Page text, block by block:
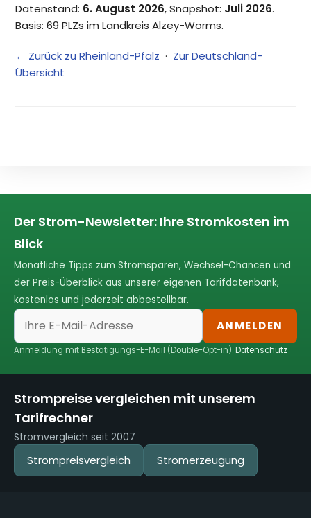
Datenstand: 6. August 2026, Snapshot: Juli 2026.
Basis: 69 PLZs im Landkreis Alzey-Worms.
← Zurück zu Rheinland-Pfalz · Zur Deutschland-
Übersicht
Der Strom-Newsletter: Ihre Stromkosten im
Blick
Monatliche Tipps zum Stromsparen, Wechsel-Chancen und
der Preis-Überblick aus unserer eigenen Tarifdatenbank,
kostenlos und jederzeit abbestellbar.
ANMELDEN
Anmeldung mit Bestätigungs-E-Mail (Double-Opt-in).Datenschutz
Strompreise vergleichen mit unserem
Tarifrechner
Stromvergleich seit 2007
Strompreisvergleich Stromerzeugung